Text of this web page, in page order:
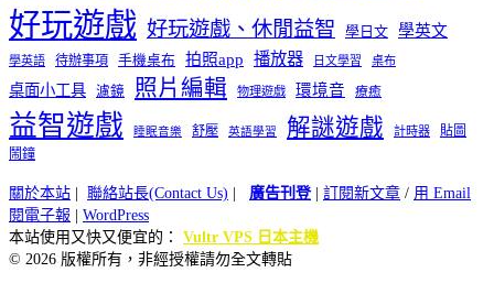
好玩遊戲 好玩遊戲、休閒益智 學日文 學英文
學英語 待辦事項 手機桌布 拍照app 播放器 日文學習 桌布
桌面小工具 濾鏡 照片編輯 物理遊戲 環境音 療癒
益智遊戲 睡眠音樂 舒壓 英語學習 解謎遊戲 計時器
貼圖
鬧鐘
關於本站 聯絡站長(Contact Us) 廣告刊登| 訂閱新文章 / 用 Email
閱電子報
WordPress
本站使用又快又便宜的： Vultr VPS 日本主機
© 2026 版權所有，非經授權請勿全文轉貼